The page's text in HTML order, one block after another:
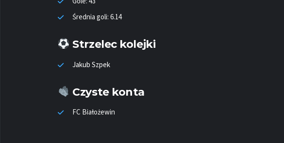
Średnia goli: 6.14
Strzelec kolejki
Jakub Szpek
Czyste konta
FC Białożewin